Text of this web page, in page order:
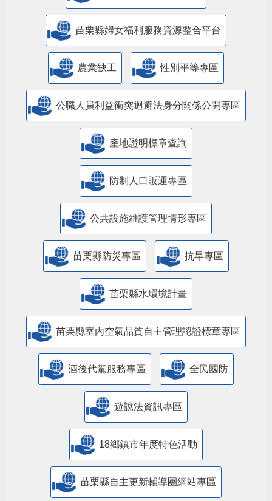
苗栗縣婦女福利服務資源整合平台
農業缺工 性別平等專區
公職人員利益衝突迴避法身分關係公開專區
產地證明標章查詢
防制人口販運專區
​公共設施維護管理情形專區
苗栗縣防災專區 抗旱專區
苗栗縣水環境計畫
苗栗縣室內空氣品質自主管理認證標章專區
酒後代駕服務專區 全民國防
遊說法資訊專區
18鄉鎮市年度特色活動
苗栗縣自主更新輔導團網站專區